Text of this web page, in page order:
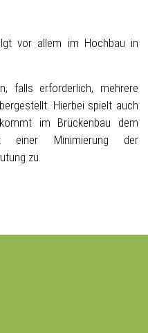
vor allem im Hochbau in
falls erforderlich, mehrere
Hierbei spielt auch
im Brückenbau dem
einer Minimierung der
zu.